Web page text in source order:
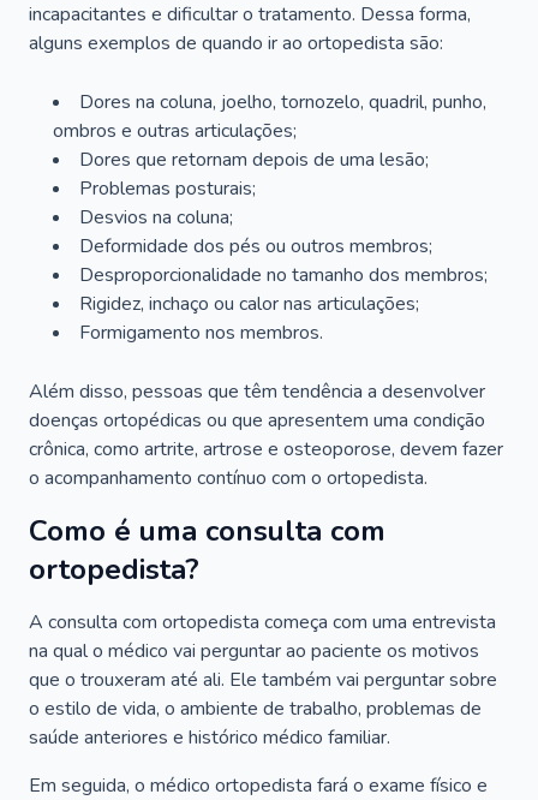
incapacitantes e dificultar o tratamento. Dessa forma,
alguns exemplos de quando ir ao ortopedista são:
Dores na coluna, joelho, tornozelo, quadril, punho,
ombros e outras articulações;
Dores que retornam depois de uma lesão;
Problemas posturais;
Desvios na coluna;
Deformidade dos pés ou outros membros;
Desproporcionalidade no tamanho dos membros;
Rigidez, inchaço ou calor nas articulações;
Formigamento nos membros.
Além disso, pessoas que têm tendência a desenvolver
doenças ortopédicas ou que apresentem uma condição
crônica, como artrite, artrose e osteoporose, devem fazer
o acompanhamento contínuo com o ortopedista.
Como é uma consulta com
ortopedista?
A consulta com ortopedista começa com uma entrevista
na qual o médico vai perguntar ao paciente os motivos
que o trouxeram até ali. Ele também vai perguntar sobre
o estilo de vida, o ambiente de trabalho, problemas de
saúde anteriores e histórico médico familiar.
Em seguida, o médico ortopedista fará o exame físico e